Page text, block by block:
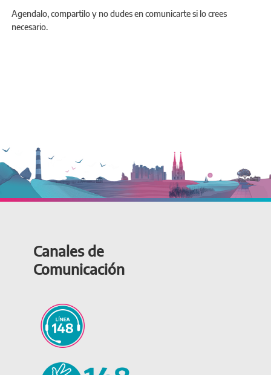
Agendalo, compartilo y no dudes en comunicarte si lo crees
necesario.
Canales de
Comunicación